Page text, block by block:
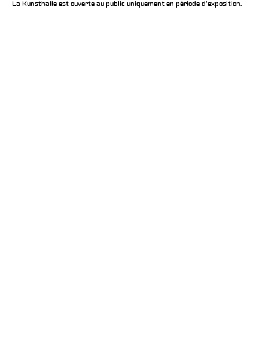
La Kunsthalle est ouverte au public uniquement en période d'exposition.